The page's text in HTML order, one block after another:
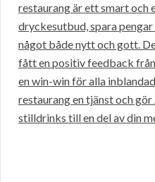
restaurang är ett smart
dryckesutbud, spara
något både nytt och gott.
fått en positiv feedback
en win-win för alla
restaurang en tjänst och
stilldrinks till en del av din